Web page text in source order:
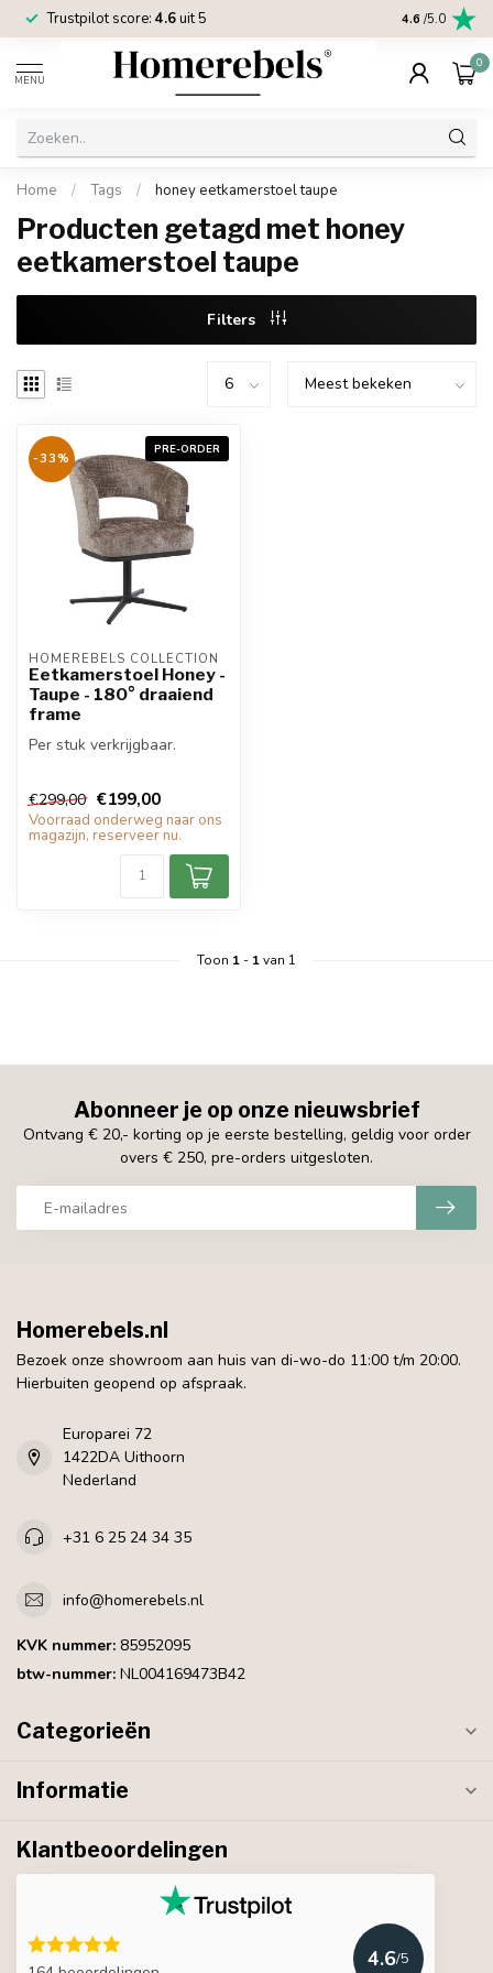
Trustpilot score: 4.6uit 5 2 jaar
4.6 /5.0
MENU
0
Home / Tags / honey eetkamerstoel taupe
Producten getagd met honey
eetkamerstoel taupe
Filters
PRE-ORDER
-33%
HOMEREBELS COLLECTION
Eetkamerstoel Honey -
Taupe - 180° draaiend
frame
Per stuk verkrijgbaar.
€299,00 €199,00
Voorraad onderweg naar ons
magazijn, reserveer nu.
Toon 1- 1van 1
Abonneer je op onze nieuwsbrief
Ontvang € 20,- korting op je eerste bestelling, geldig voor order
overs € 250, pre-orders uitgesloten.
Homerebels.nl
Bezoek onze showroom aan huis van di-wo-do 11:00 t/m 20:00.
Hierbuiten geopend op afspraak.
Europarei 72
1422DA Uithoorn
Nederland
+31 6 25 24 34 35
info@homerebels.nl
KVK nummer: 85952095
btw-nummer: NL004169473B42
Categorieën
Informatie
Klantbeoordelingen
4.6/5